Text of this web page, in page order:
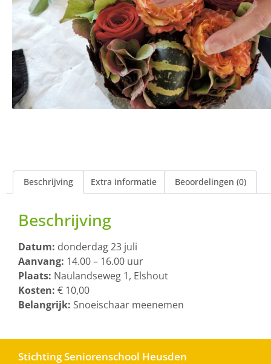
Beschrijving Extra informatie Beoordelingen (0)
Beschrijving
Datum: donderdag 23 juli
Aanvang: 14.00 – 16.00 uur
Plaats: Naulandseweg 1, Elshout
Kosten: € 10,00
Belangrijk: Snoeischaar meenemen
Stichting Seniorenschool Heusden